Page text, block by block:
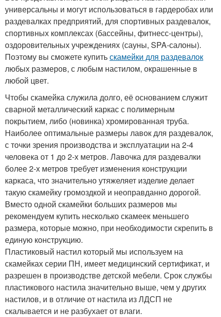
универсальны и могут использоваться в гардеробах или
раздевалках предприятий, для спортивных раздевалок,
спортивных комплексах (бассейны, фитнесс-центры),
оздоровительных учреждениях (сауны, SPA-салоны).
Поэтому вы сможете купитьскамейки для раздевалок
любых размеров, с любым настилом, окрашенные в
любой цвет.
Чтобы скамейка служила долго, её основанием служит
сварной металлический каркас с полимерным
покрытием, либо (новинка) хромированная труба.
Наиболее оптимальные размеры лавок для раздевалок,
с точки зрения производства и эксплуатации на 2-4
человека от 1 до 2-х метров. Лавочка для раздевалки
более 2-х метров требует изменения конструкции
каркаса, что значительно утяжеляет изделие делает
такую скамейку громоздкой и неоправданно дорогой.
Вместо одной скамейки больших размеров мы
рекомендуем купить несколько скамеек меньшего
размера, которые можно, при необходимости скрепить в
единую конструкцию.
Пластиковый настил который мы используем на
скамейках серии ПН, имеет медицинский сертификат, и
разрешен в производстве детской мебели. Срок службы
пластикового настила значительно выше, чем у других
настилов, и в отличие от настила из ЛДСП не
скалывается и не разбухает от влаги.